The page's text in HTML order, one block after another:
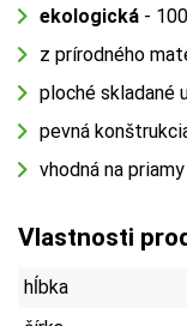
ekologická -
z prírodného
ploché skladané
pevná
vhodná na
Vlastnosti
hĺbka